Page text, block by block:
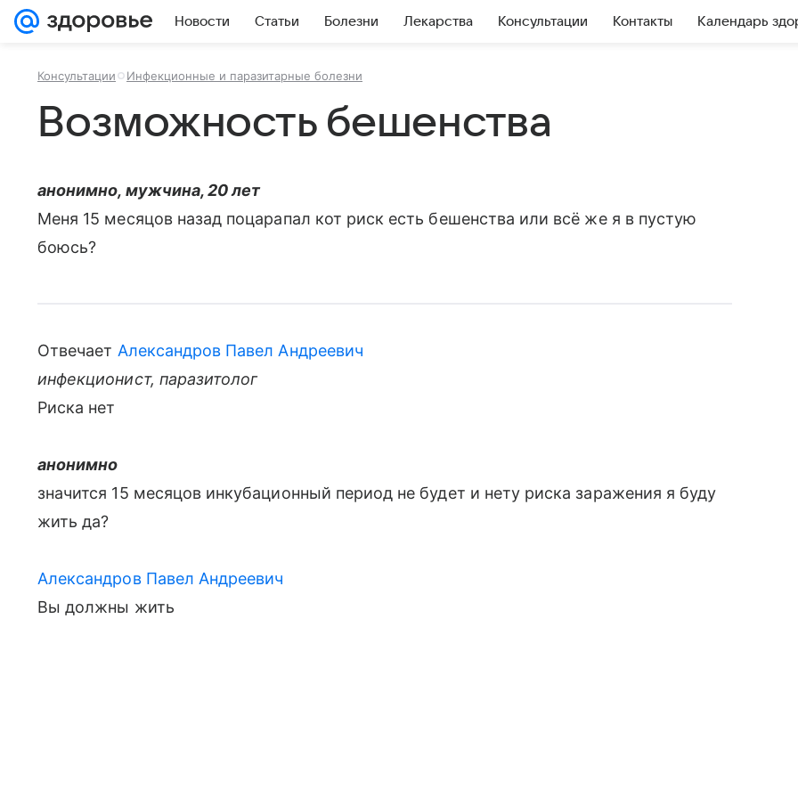
Новости Статьи Болезни Лекарства Консультации Контакты Календарь
Консультации Инфекционные и паразитарные болезни
Возможность бешенства
анонимно, мужчина, 20 лет
Меня 15 месяцов назад поцарапал кот риск есть бешенства или всё же я в пустую
боюсь?
Отвечает Александров Павел Андреевич
инфекционист, паразитолог
Риска нет
анонимно
значится 15 месяцов инкубационный период не будет и нету риска заражения я буду
жить да?
Александров Павел Андреевич
Вы должны жить